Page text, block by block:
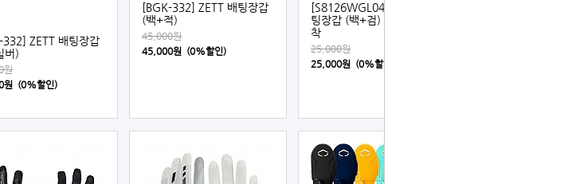
332] ZETT 배팅장갑
버)
원
원 (0%할인)
[BGK-332] ZETT 배팅장갑
(백+적)
45,000원
45,000원 (0%할인)
[S8126WGL04] 데상트 배
팅장갑 (백+검) 좌타/오른손
착
25,000원
25,000원 (0%할인)